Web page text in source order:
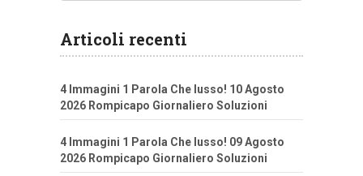
Articoli recenti
4 Immagini 1 Parola Che lusso! 10 Agosto
2026 Rompicapo Giornaliero Soluzioni
4 Immagini 1 Parola Che lusso! 09 Agosto
2026 Rompicapo Giornaliero Soluzioni